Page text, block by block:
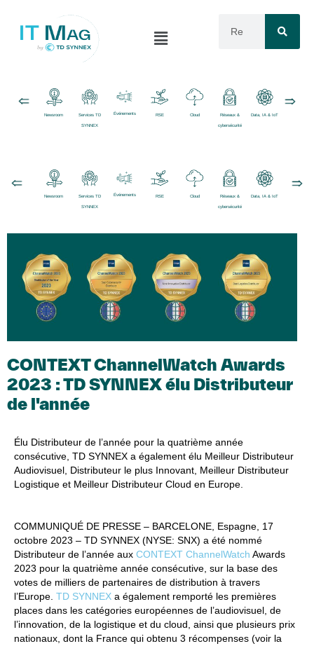
Newsroom Services TD
SYNNEX
Événements RSE Cloud Réseaux &
cybersécurité
Data, IA & IoT
Newsroom Services TD
SYNNEX
Événements RSE Cloud Réseaux &
cybersécurité
Data, IA & IoT
CONTEXT ChannelWatch Awards
2023 : TD SYNNEX élu Distributeur
de l'année
Élu Distributeur de l’année pour la quatrième année
consécutive, TD SYNNEX a également élu Meilleur Distributeur
Audiovisuel, Distributeur le plus Innovant, Meilleur Distributeur
Logistique et Meilleur Distributeur Cloud en Europe.
COMMUNIQUÉ DE PRESSE – BARCELONE, Espagne, 17
octobre 2023 – TD SYNNEX (NYSE: SNX) a été nommé
Distributeur de l’année aux CONTEXT ChannelWatch Awards
2023 pour la quatrième année consécutive, sur la base des
votes de milliers de partenaires de distribution à travers
l’Europe. TD SYNNEX a également remporté les premières
places dans les catégories européennes de l’audiovisuel, de
l’innovation, de la logistique et du cloud, ainsi que plusieurs prix
nationaux, dont la France qui obtenu 3 récompenses (voir la